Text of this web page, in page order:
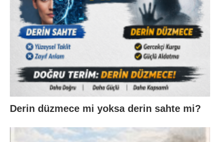
Derin düzmece mi yoksa derin sahte mi?